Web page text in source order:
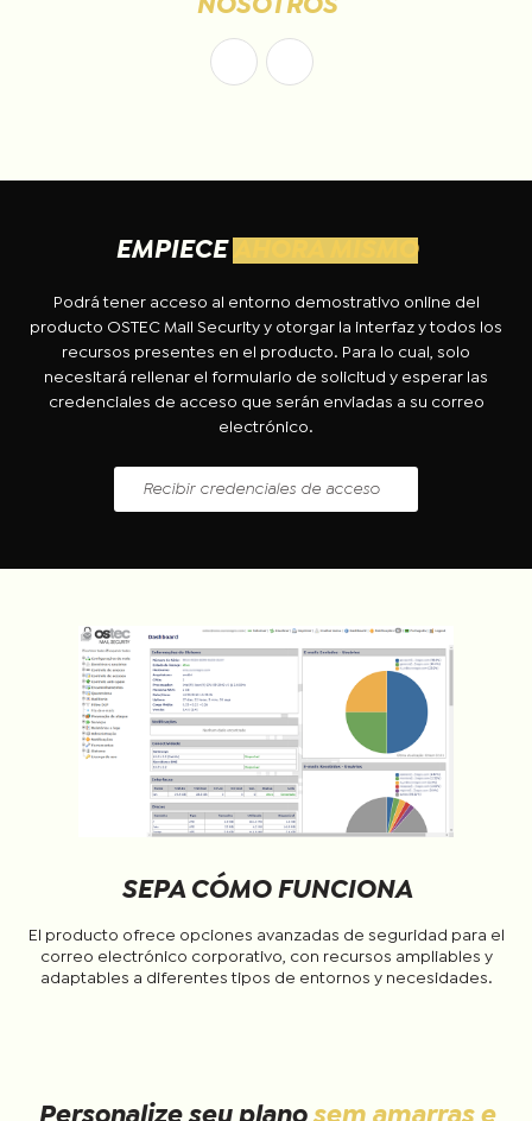
NOSOTROS
EMPIECE
Podrá tener acceso al entorno demostrativo online del
producto OSTEC Mail Security y otorgar la interfaz y todos los
recursos presentes en el producto. Para lo cual, solo
necesitará rellenar el formulario de solicitud y esperar las
credenciales de acceso que serán enviadas a su correo
electrónico.
Recibir credenciales de acceso
SEPA CÓMO FUNCIONA
El producto ofrece opciones avanzadas de seguridad para el
correo electrónico corporativo, con recursos ampliables y
adaptables a diferentes tipos de entornos y necesidades.
Personalize seu plano sem amarras e